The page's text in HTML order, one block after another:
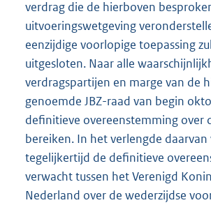
verdrag die de hierboven
uitvoeringswetgeving
eenzijdige voorlopige toepassing
uitgesloten. Naar alle
verdragspartijen en marge van de
genoemde JBZ-raad van begin
definitieve overeenstemming over
bereiken. In het verlengde
tegelijkertijd de definitieve
verwacht tussen het Verenigd
Nederland over de wederzijdse